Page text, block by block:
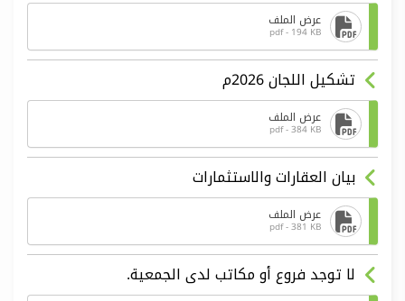
عرض الملف
pdf - 194 KB
تشكيل اللجان 2026م
عرض الملف
pdf - 384 KB
بيان العقارات والاستثمارات
عرض الملف
pdf - 381 KB
لا توجد فروع أو مكاتب لدى الجمعية.